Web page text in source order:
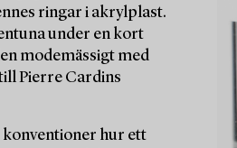
ringar i akrylplast.
under en kort
modemässigt med
Pierre Cardins
hur ett